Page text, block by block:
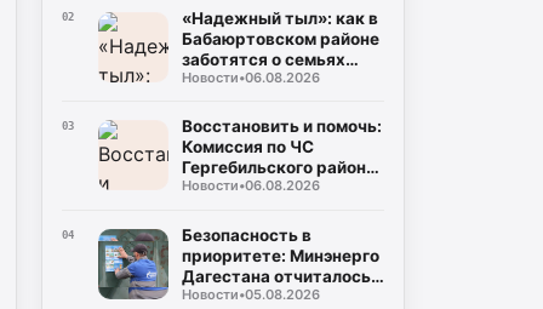
миллиардов рублей
02
«Надежный тыл»: как в
Бабаюртовском районе
заботятся о семьях
героев СВО, превращая
дела
Новости•06.08.2026
03
Восстановить и помочь:
Комиссия по ЧС
Гергебильского района
детально оценивает
в Курми и Хвартикуни
Новости•06.08.2026
04
Безопасность в
приоритете: Минэнерго
Дагестана отчиталось о
двукратном снижении
Новости•05.08.2026